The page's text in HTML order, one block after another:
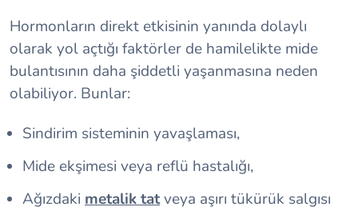
Hormonların direkt etkisinin yanında dolaylı
olarak yol açtığı faktörler de hamilelikte mide
bulantısının daha şiddetli yaşanmasına neden
olabiliyor. Bunlar:
Sindirim sisteminin yavaşlaması,
Mide ekşimesi veya reflü hastalığı,
Ağızdaki metalik tatveya aşırı tükürük salgısı